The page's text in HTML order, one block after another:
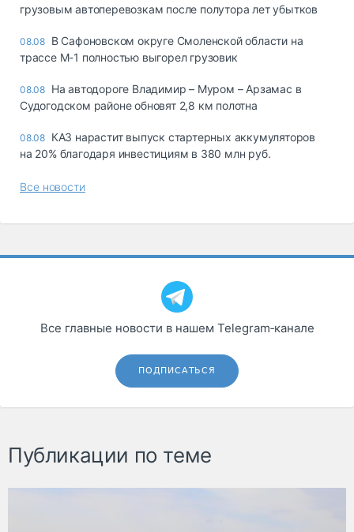
грузовым автоперевозкам после полутора лет убытков
08.08 В Сафоновском округе Смоленской области на
трассе М-1 полностью выгорел грузовик
08.08 На автодороге Владимир – Муром – Арзамас в
Судогодском районе обновят 2,8 км полотна
08.08 КАЗ нарастит выпуск стартерных аккумуляторов
на 20% благодаря инвестициям в 380 млн руб.
Все новости
Все главные новости в нашем Telegram‑канале
ПОДПИСАТЬСЯ
Публикации по теме